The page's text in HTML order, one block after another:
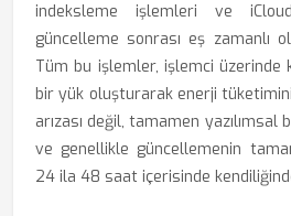
indeksleme işlemleri ve
güncelleme sonrası eş zamanlı
Tüm bu işlemler, işlemci üzerinde
bir yük oluşturarak enerji tüketimini
arızası değil, tamamen
ve genellikle güncellemenin
24 ila 48 saat içerisinde